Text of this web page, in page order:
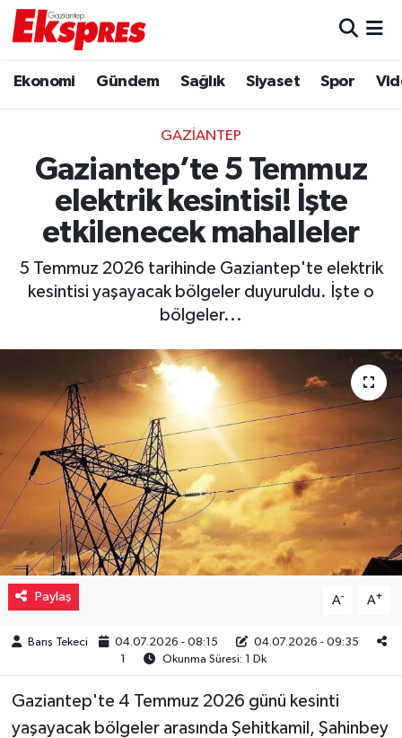
Ekonomi Gündem Sağlık Siyaset Spor
GAZIANTEP
Gaziantep’te 5 Temmuz
elektrik kesintisi! İşte
etkilenecek mahalleler
5 Temmuz 2026 tarihinde Gaziantep'te elektrik
kesintisi yaşayacak bölgeler duyuruldu. İşte o
bölgeler...
Paylaş A- A+
Barış Tekeci 04.07.2026 - 08:15
04.07.2026 - 09:35
1
Okunma Süresi: 1 Dk
Gaziantep'te 4 Temmuz 2026 günü kesinti
yaşayacak bölgeler arasında Şehitkamil, Şahinbey
Ekonomi
Gaziantep son dakika
Genel
Haberler
Magazin
Müzik
Piyasa
Resmi İlanlar
Sağlık
Spor
Trafik Durumu
Puan Durumu ve Fikstür
Tüm Manşetler
Haber Arşivi